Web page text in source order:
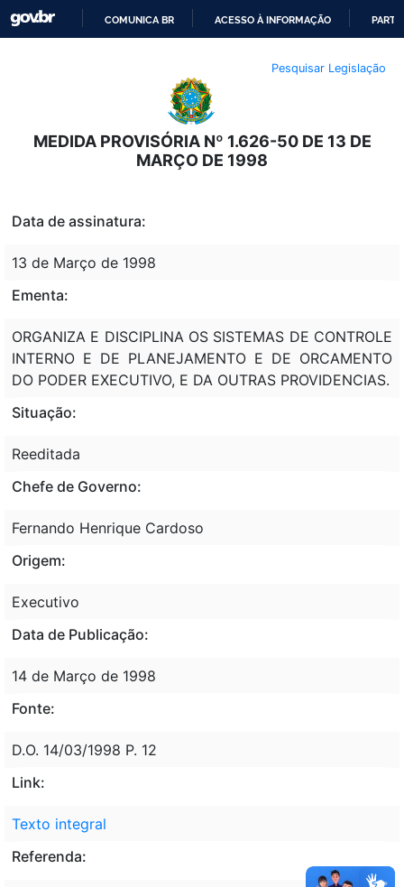
O
CONTEÚDO
COMUNICA BR ACESSO À INFORMAÇÃO
Pesquisar Legislação
MEDIDA PROVISÓRIA Nº 1.626-50 DE 13 DE
MARÇO DE 1998
Data de assinatura:
13 de Março de 1998
Ementa:
ORGANIZA E DISCIPLINA OS SISTEMAS DE CONTROLE
INTERNO E DE PLANEJAMENTO E DE ORCAMENTO
DO PODER EXECUTIVO, E DA OUTRAS PROVIDENCIAS.
Situação:
Reeditada
Chefe de Governo:
Fernando Henrique Cardoso
Origem:
Executivo
Data de Publicação:
14 de Março de 1998
Fonte:
D.O. 14/03/1998 P. 12
Link:
Texto integral
Referenda: